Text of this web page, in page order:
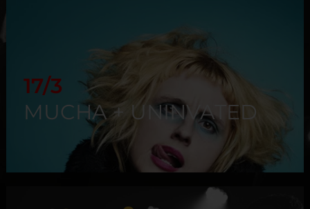
17/3
MUCHA + UNINVATED